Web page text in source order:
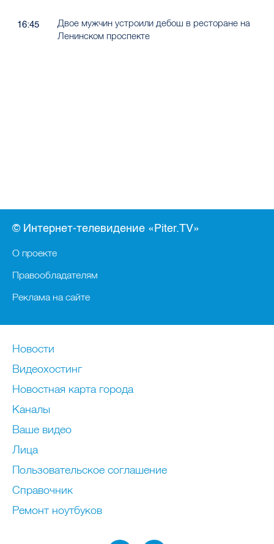
16:45
Двое мужчин устроили дебош в ресторане на
Ленинском проспекте
© Интернет-телевидение «Piter.TV»
О проекте
Правообладателям
Реклама на сайте
Новости
Видеохостинг
Новостная карта города
Каналы
Ваше видео
Лица
Пользовательское соглашение
Справочник
Ремонт нoутбуков